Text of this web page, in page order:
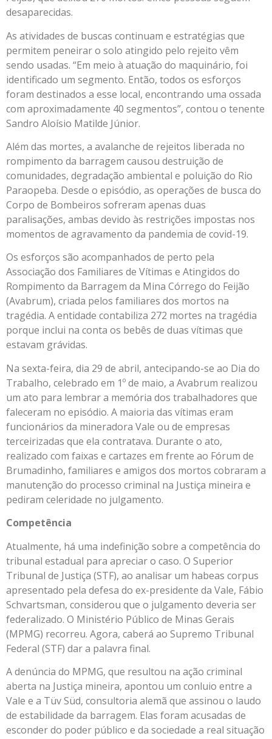
desaparecidas.
As atividades de buscas continuam e estratégias que
permitem peneirar o solo atingido pelo rejeito vêm
sendo usadas. “Em meio à atuação do maquinário, foi
identificado um segmento. Então, todos os esforços
foram destinados a esse local, encontrando uma ossada
com aproximadamente 40 segmentos”, contou o tenente
Sandro Aloísio Matilde Júnior.
Além das mortes, a avalanche de rejeitos liberada no
rompimento da barragem causou destruição de
comunidades, degradação ambiental e poluição do Rio
Paraopeba. Desde o episódio, as operações de busca do
Corpo de Bombeiros sofreram apenas duas
paralisações, ambas devido às restrições impostas nos
momentos de agravamento da pandemia de covid-19.
Os esforços são acompanhados de perto pela
Associação dos Familiares de Vítimas e Atingidos do
Rompimento da Barragem da Mina Córrego do Feijão
(Avabrum), criada pelos familiares dos mortos na
tragédia. A entidade contabiliza 272 mortes na tragédia
porque inclui na conta os bebês de duas vítimas que
estavam grávidas.
Na sexta-feira, dia 29 de abril, antecipando-se ao Dia do
Trabalho, celebrado em 1º de maio, a Avabrum realizou
um ato para lembrar a memória dos trabalhadores que
faleceram no episódio. A maioria das vítimas eram
funcionários da mineradora Vale ou de empresas
terceirizadas que ela contratava. Durante o ato,
realizado com faixas e cartazes em frente ao Fórum de
Brumadinho, familiares e amigos dos mortos cobraram a
manutenção do processo criminal na Justiça mineira e
pediram celeridade no julgamento.
Competência
Atualmente, há uma indefinição sobre a competência do
tribunal estadual para apreciar o caso. O Superior
Tribunal de Justiça (STF), ao analisar um habeas corpus
apresentado pela defesa do ex-presidente da Vale, Fábio
Schvartsman, considerou que o julgamento deveria ser
federalizado. O Ministério Público de Minas Gerais
(MPMG) recorreu. Agora, caberá ao Supremo Tribunal
Federal (STF) dar a palavra final.
A denúncia do MPMG, que resultou na ação criminal
aberta na Justiça mineira, apontou um conluio entre a
Vale e a Tüv Süd, consultoria alemã que assinou o laudo
de estabilidade da barragem. Elas foram acusadas de
esconder do poder público e da sociedade a real situação